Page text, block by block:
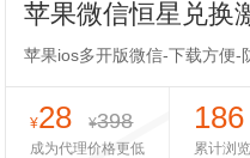
苹果微信恒星兑换
苹果ios多开版微信-下载方便-
¥28 ¥398
成为代理价格更低
186
累计浏